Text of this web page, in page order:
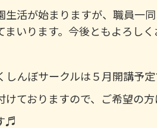
生活が始まりますが、職員一
まいります。今後ともよろし
しんぼサークルは５月開講予
けておりますので、ご希望の
♬